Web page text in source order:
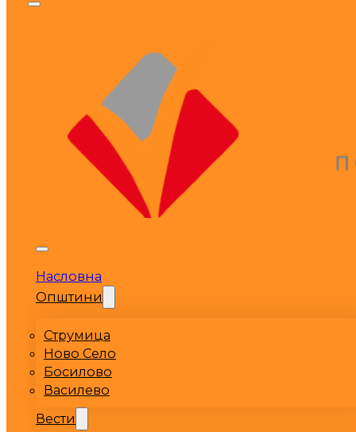
Насловна
Општини
Струмица
Ново Село
Босилово
Василево
Вести